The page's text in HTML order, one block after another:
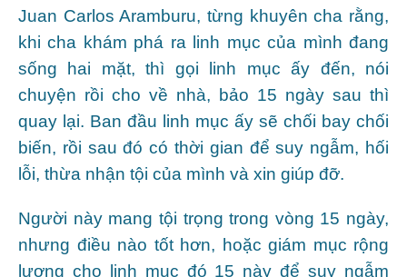
Juan Carlos Aramburu, từng khuyên cha rằng,
khi cha khám phá ra linh mục của mình đang
sống hai mặt, thì gọi linh mục ấy đến, nói
chuyện rồi cho về nhà, bảo 15 ngày sau thì
quay lại. Ban đầu linh mục ấy sẽ chối bay chối
biến, rồi sau đó có thời gian để suy ngẫm, hối
lỗi, thừa nhận tội của mình và xin giúp đỡ.
Người này mang tội trọng trong vòng 15 ngày,
nhưng điều nào tốt hơn, hoặc giám mục rộng
lượng cho linh mục đó 15 này để suy ngẫm